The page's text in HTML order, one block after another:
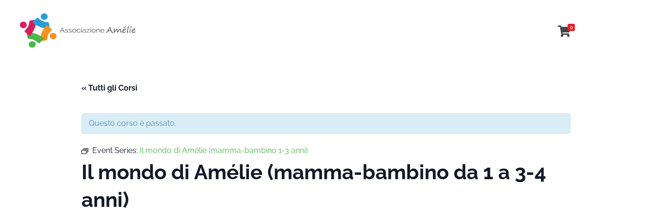
0
« Tutti gli Corsi
Questo corso è passato.
Event Series: Il mondo di Amélie (mamma-bambino 1-3 anni)
Il mondo di Amélie (mamma-bambino da 1 a 3-4
anni)